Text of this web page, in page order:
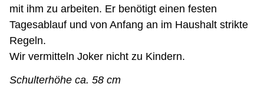
mit ihm zu arbeiten. Er benötigt einen festen
Tagesablauf und von Anfang an im Haushalt strikte
Regeln.
Wir vermitteln Joker nicht zu Kindern.
Schulterhöhe ca. 58 cm